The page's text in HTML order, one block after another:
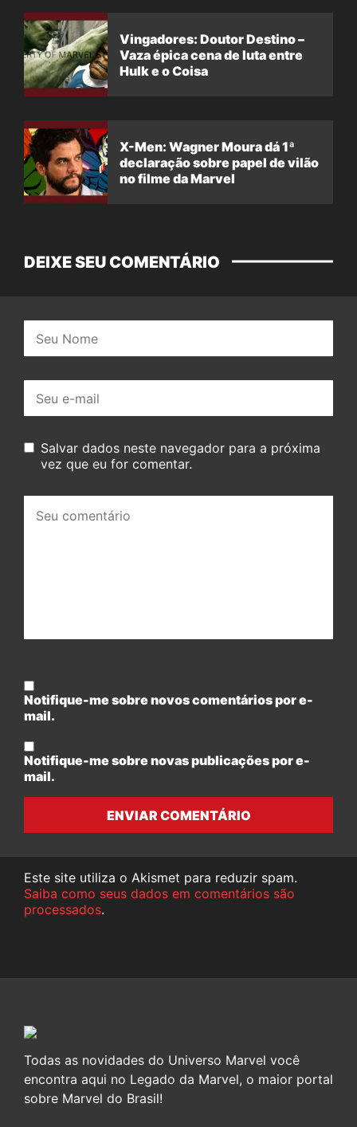
Vingadores: Doutor Destino –
Vaza épica cena de luta entre
Hulk e o Coisa
X-Men: Wagner Moura dá 1ª
declaração sobre papel de vilão
no filme da Marvel
DEIXE SEU COMENTÁRIO
mail:
Salvar dados neste navegador para a próxima
vez que eu for comentar.
comentário:
Notifique-me sobre novos comentários por e-
mail.
Notifique-me sobre novas publicações por e-
mail.
ENVIAR COMENTÁRIO
Este site utiliza o Akismet para reduzir spam.
Saiba como seus dados em comentários são
processados.
Todas as novidades do Universo Marvel você
encontra aqui no Legado da Marvel, o maior portal
sobre Marvel do Brasil!